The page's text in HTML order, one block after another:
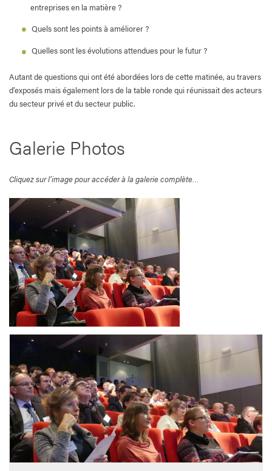
entreprises en la matière ?
Quels sont les points à améliorer ?
Quelles sont les évolutions attendues pour le futur ?
Autant de questions qui ont été abordées lors de cette matinée, au travers
d’exposés mais également lors de la table ronde qui réunissait des acteurs
du secteur privé et du secteur public.
Galerie Photos
Cliquez sur l’image pour accéder à la galerie complète…